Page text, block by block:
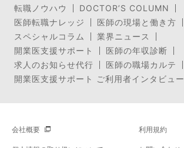
転職ノウハウ
DOCTOR’S COLUMN
医師転職ナレッジ
医師の現場と働き方
スペシャルコラム
業界ニュース
開業医支援サポート
医師の年収診断
求人のお知らせ代行
医師の職場カルテ
開業医支援サポート ご利用者インタビュー
会社概要 利用規約